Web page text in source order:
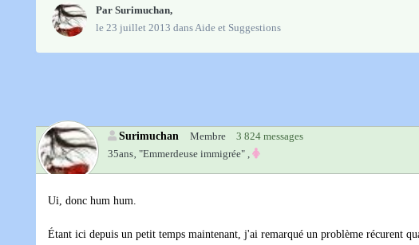
Par Surimuchan,
le 23 juillet 2013 dansAide et Suggestions
Surimuchan Membre
3 824 messages
35ans‚ "Emmerdeuse immigrée" ,
Ui, donc hum hum.
Étant ici depuis un petit temps maintenant, j'ai remarqué un problème récurent